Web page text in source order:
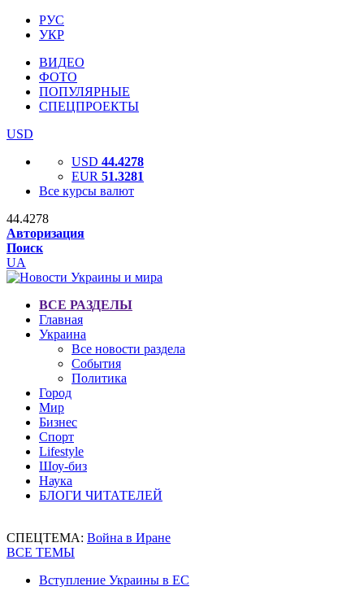
РУС
УКР
ВИДЕО
ФОТО
ПОПУЛЯРНЫЕ
СПЕЦПРОЕКТЫ
USD
USD 44.4278
EUR 51.3281
Все курсы валют
44.4278
Авторизация
Поиск
UA
ВСЕ РАЗДЕЛЫ
Главная
Украина
Все новости раздела
События
Политика
Город
Мир
Бизнес
Спорт
Lifestyle
Шоу-биз
Наука
БЛОГИ ЧИТАТЕЛЕЙ
СПЕЦТЕМА: Война в Иране
ВСЕ ТЕМЫ
Вступление Украины в ЕС